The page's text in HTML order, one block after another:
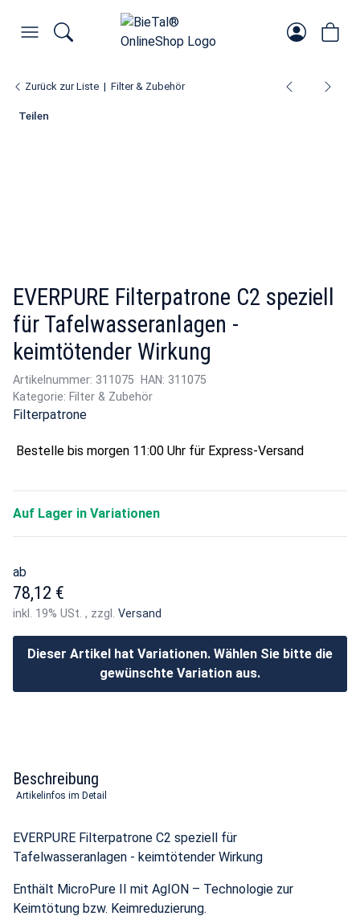
Zurück zur Liste Filter & Zubehör
EVERPURE Filterpatrone C2 speziell
für Tafelwasseranlagen -
keimtötender Wirkung
Artikelnummer: 311075 HAN: 311075
Kategorie: Filter & Zubehör
Filterpatrone
Bestelle bis morgen 11:00 Uhr für Express-Versand
Auf Lager in Variationen
ab
78,12 €
inkl. 19% USt. , zzgl. Versand
Dieser Artikel hat Variationen. Wählen Sie bitte die
gewünschte Variation aus.
Teilen
Beschreibung
Artikelinfos im Detail
EVERPURE Filterpatrone C2 speziell für
Tafelwasseranlagen - keimtötender Wirkung
Enthält MicroPure II mit AgION – Technologie zur
Keimtötung bzw. Keimreduzierung.